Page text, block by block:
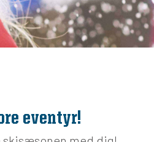
eventyr!